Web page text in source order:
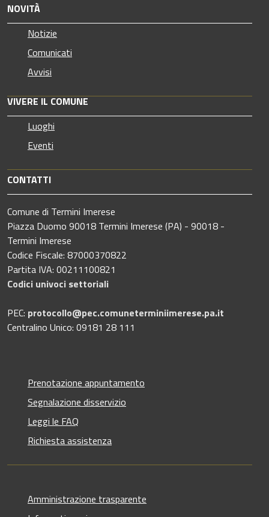
NOVITÀ
Notizie
Comunicati
Avvisi
VIVERE IL COMUNE
Luoghi
Eventi
CONTATTI
Comune di Termini Imerese
Piazza Duomo 90018 Termini Imerese (PA) - 90018 -
Termini Imerese
Codice Fiscale: 87000370822
Partita IVA: 00211100821
Codici univoci settoriali
PEC: protocollo@pec.comuneterminiimerese.pa.it
Centralino Unico: 09181 28 111
Prenotazione appuntamento
Segnalazione disservizio
Leggi le FAQ
Richiesta assistenza
Amministrazione trasparente